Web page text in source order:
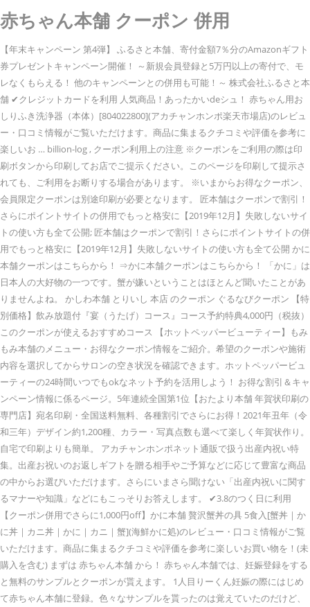
赤ちゃん本舗 クーポン 併用
【年末キャンペーン 第4弾】 ふるさと本舗、寄付金額7％分のAmazonギフト
券プレゼントキャンペーン開催！ ～新規会員登録と5万円以上の寄付で、モ
レなくもらえる！ 他のキャンペーンとの併用も可能！～ 株式会社ふるさと本
舗 ✔︎クレジットカードを利用 人気商品！あったかいdeシュ！ 赤ちゃん用お
しりふき洗浄器（本体）[804022800](アカチャンホンポ楽天市場店)のレビュ
ー・口コミ情報がご覧いただけます。商品に集まるクチコミや評価を参考に
楽しいお … billion-log , クーポン利用上の注意 ※クーポンをご利用の際は印
刷ボタンから印刷してお店でご提示ください。このページを印刷して提示さ
れても、ご利用をお断りする場合があります。 ※いまからお得なクーポン、
会員限定クーポンは別途印刷が必要となります。 匠本舗はクーポンで割引！
さらにポイントサイトの併用でもっと格安に【2019年12月】失敗しないサイ
トの使い方も全て公開; 匠本舗はクーポンで割引！さらにポイントサイトの併
用でもっと格安に【2019年12月】失敗しないサイトの使い方も全て公開 かに
本舗クーポンはこちらから！ ⇒かに本舗クーポンはこちらから！ 「かに」は
日本人の大好物の一つです。蟹が嫌いということはほとんど聞いたことがあ
りませんよね。 かしわ本舗 とりいし 本店 のクーポン ぐるなびクーポン 【特
別価格】飲み放題付『宴（うたげ）コース』コース予約特典4,000円（税抜）
このクーポンが使えるおすすめコース 【ホットペッパービューティー】もみ
もみ本舗のメニュー・お得なクーポン情報をご紹介。希望のクーポンや施術
内容を選択してからサロンの空き状況を確認できます。ホットペッパービュ
ーティーの24時間いつでもokなネット予約を活用しよう！ お得な割引＆キャ
ンペーン情報に係るページ。5年連続全国第1位【おたより本舗 年賀状印刷の
専門店】宛名印刷・全国送料無料、各種割引でさらにお得！2021年丑年（令
和三年）デザイン約1,200種、カラー・写真点数も選べて楽しく年賀状作り。
自宅で印刷よりも簡単。 アカチャンホンポネット通販で扱う出産内祝い特
集。出産お祝いのお返しギフトを贈る相手やご予算などに応じて豊富な商品
の中からお選びいただけます。さらにいまさら聞けない「出産内祝いに関す
るマナーや知識」などにもこっそりお答えします。 ✔︎3.8のつく日に利用
【クーポン併用でさらに1,000円off】かに本舗 贅沢蟹丼の具 5食入[蟹丼｜か
に丼｜カニ丼｜かに｜カニ｜蟹](海鮮かに処)のレビュー・口コミ情報がご覧
いただけます。商品に集まるクチコミや評価を参考に楽しいお買い物を！(未
購入を含む) まずは 赤ちゃん本舗 から！ 赤ちゃん本舗では、妊娠登録をする
と無料のサンプルとクーポンが貰えます。 1人目りーくん妊娠の際にはじめ
て赤ちゃん本舗に登録。色々なサンプルを貰ったのは覚えていたのだけど、